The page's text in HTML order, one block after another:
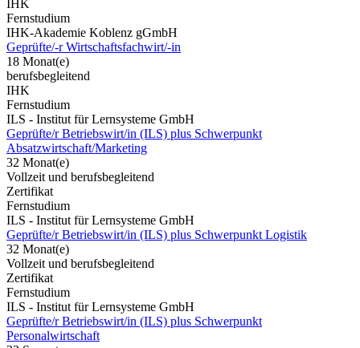
IHK
Fernstudium
IHK-Akademie Koblenz gGmbH
Geprüfte/-r Wirtschaftsfachwirt/-in
18 Monat(e)
berufsbegleitend
IHK
Fernstudium
ILS - Institut für Lernsysteme GmbH
Geprüfte/r Betriebswirt/in (ILS) plus Schwerpunkt
Absatzwirtschaft/Marketing
32 Monat(e)
Vollzeit und berufsbegleitend
Zertifikat
Fernstudium
ILS - Institut für Lernsysteme GmbH
Geprüfte/r Betriebswirt/in (ILS) plus Schwerpunkt Logistik
32 Monat(e)
Vollzeit und berufsbegleitend
Zertifikat
Fernstudium
ILS - Institut für Lernsysteme GmbH
Geprüfte/r Betriebswirt/in (ILS) plus Schwerpunkt
Personalwirtschaft